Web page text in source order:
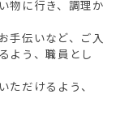
物に行き、調理か
手伝いなど、ご入
よう、職員とし
ただけるよう、